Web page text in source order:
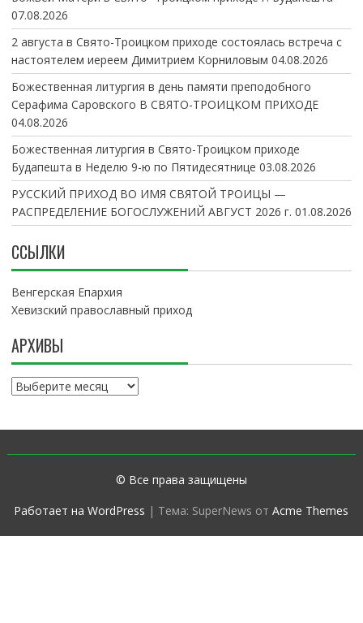
07.08.2026
2 августа в Свято-Троицком приходе состоялась встреча с
настоятелем иереем Димитрием Корниловым 04.08.2026
Божественная литургия в день памяти преподобного
Серафима Саровского В СВЯТО-ТРОИЦКОМ ПРИХОДЕ
04.08.2026
Божественная литургия в Свято-Троицком приходе
Будапешта в Неделю 9-ю по Пятидесятнице 03.08.2026
РУССКИЙ ПРИХОД ВО ИМЯ СВЯТОЙ ТРОИЦЫ —
РАСПРЕДЕЛЕНИЕ БОГОСЛУЖЕНИЙ АВГУСТ 2026 г. 01.08.2026
ССЫЛКИ
Венгерская Епархия
Хевизский православный приход
АРХИВЫ
А
в
© Все права защищены
Работает на WordPress | Тема: SuperNews отAcme Themes